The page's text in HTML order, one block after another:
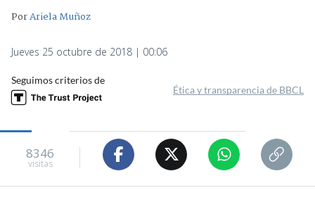
PorAriela Muñoz
Jueves 25 octubre de 2018 | 00:06
Seguimos criterios de
Ética y transparencia de BBCL
8346
visitas